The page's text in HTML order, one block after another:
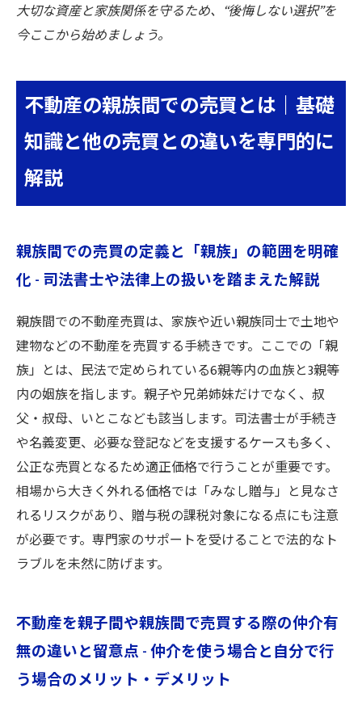
大切な資産と家族関係を守るため、“後悔しない選択”を
今ここから始めましょう。
不動産の親族間での売買とは｜基礎
知識と他の売買との違いを専門的に
解説
親族間での売買の定義と「親族」の範囲を明確
化 - 司法書士や法律上の扱いを踏まえた解説
親族間での不動産売買は、家族や近い親族同士で土地や
建物などの不動産を売買する手続きです。ここでの「親
族」とは、民法で定められている6親等内の血族と3親等
内の姻族を指します。親子や兄弟姉妹だけでなく、叔
父・叔母、いとこなども該当します。司法書士が手続き
や名義変更、必要な登記などを支援するケースも多く、
公正な売買となるため適正価格で行うことが重要です。
相場から大きく外れる価格では「みなし贈与」と見なさ
れるリスクがあり、贈与税の課税対象になる点にも注意
が必要です。専門家のサポートを受けることで法的なト
ラブルを未然に防げます。
不動産を親子間や親族間で売買する際の仲介有
無の違いと留意点 - 仲介を使う場合と自分で行
う場合のメリット・デメリット